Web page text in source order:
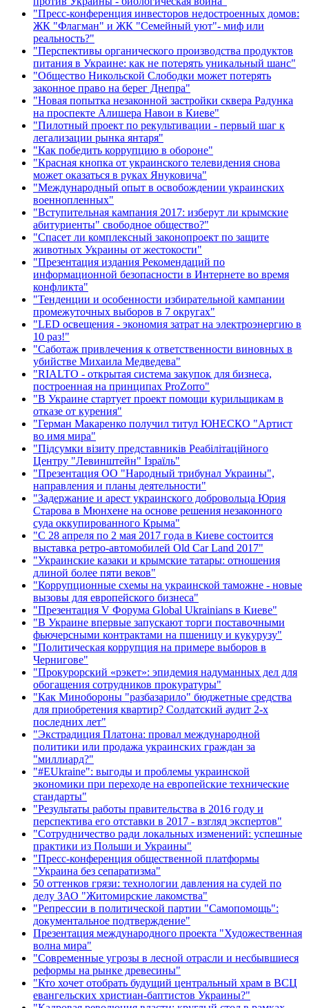
"Пресс-конференция инвесторов недостроенных домов:
ЖК "Флагман" и ЖК "Семейный уют"- миф или
реальность?"
"Перспективы органического производства продуктов
питания в Украине: как не потерять уникальный шанс"
"Общество Никольской Слободки может потерять
законное право на берег Днепра"
"Новая попытка незаконной застройки сквера Радунка
на проспекте Алишера Навои в Киеве"
"Пилотный проект по рекультивации - первый шаг к
легализации рынка янтаря"
"Как победить коррупцию в обороне"
"Красная кнопка от украинского телевидения снова
может оказаться в руках Януковича"
"Международный опыт в освобождении украинских
военнопленных"
"Вступительная кампания 2017: изберут ли крымские
абитуриенты" свободное общество?"
"Спасет ли комплексный законопроект по защите
животных Украины от жестокости"
"Презентация издания Рекомендаций по
информационной безопасности в Интернете во время
конфликта"
"Тенденции и особенности избирательной кампании
промежуточных выборов в 7 округах"
"LED освещения - экономия затрат на электроэнергию в
10 раз!"
"Саботаж привлечения к ответственности виновных в
убийстве Михаила Медведева"
"RIALTO - открытая система закупок для бизнеса,
построенная на принципах ProZorro"
"В Украине стартует проект помощи курильщикам в
отказе от курения"
"Герман Макаренко получил титул ЮНЕСКО "Артист
во имя мира"
"Підсумки візиту представників Реабілітаційного
Центру "Левинштейн" Ізраїль"
"Презентация ОО "Народный трибунал Украины",
направления и планы деятельности"
"Задержание и арест украинского добровольца Юрия
Старова в Мюнхене на основе решения незаконного
суда оккупированного Крыма"
"С 28 апреля по 2 мая 2017 года в Киеве состоится
выставка ретро-автомобилей Old Car Land 2017"
"Украинские казаки и крымские татары: отношения
длиной более пяти веков"
"Коррупционные схемы на украинской таможне - новые
вызовы для европейского бизнеса"
"Презентация V Форума Global Ukrainians в Киеве"
"В Украине впервые запускают торги поставочными
фьючерсными контрактами на пшеницу и кукурузу"
"Политическая коррупция на примере выборов в
Чернигове"
"Прокурорский «рэкет»: эпидемия надуманных дел для
обогащения сотрудников прокуратуры"
"Как Минобороны "разбазарило" бюджетные средства
для приобретения квартир? Солдатский аудит 2-х
последних лет"
"Экстрадиция Платона: провал международной
политики или продажа украинских граждан за
"миллиард?"
"#EUkraine": выгоды и проблемы украинской
экономики при переходе на европейские технические
стандарты"
"Результаты работы правительства в 2016 году и
перспектива его отставки в 2017 - взгляд экспертов"
"Сотрудничество ради локальных изменений: успешные
практики из Польши и Украины"
"Пресс-конференция общественной платформы
"Украина без сепаратизма"
50 оттенков грязи: технологии давления на судей по
делу ЗАО "Житомирские лакомства"
"Репрессии в политической партии "Самопомощь":
документальное подтверждение"
Презентация международного проекта "Художественная
волна мира"
"Современные угрозы в лесной отрасли и несбывшиеся
реформы на рынке древесины"
"Кто хочет отобрать будущий центральный храм в ВСЦ
евангельских христиан-баптистов Украины?"